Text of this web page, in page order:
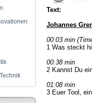
Text:
Johannes
00:03 min
1 Was steckt
00:38 min
2 Kannst Du
01:08 min
3 Euer Tool,